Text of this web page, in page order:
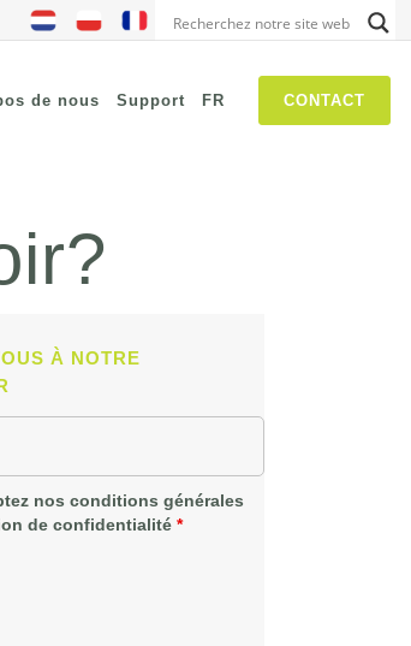
CONTACT
Awareness
de nous Support FR
À NOTRE
nos conditions générales
de confidentialité*